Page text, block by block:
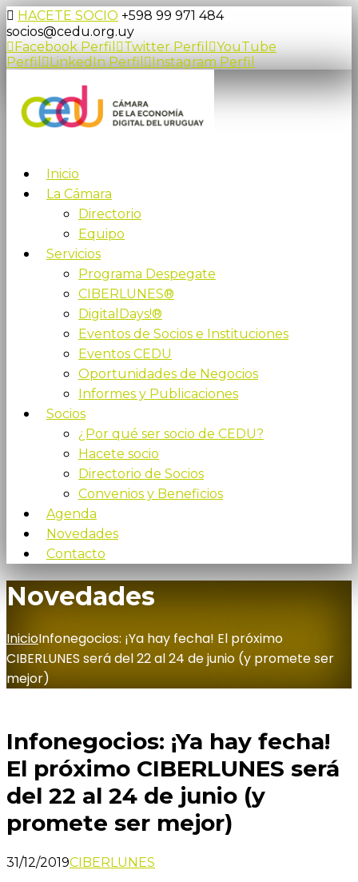
HACETE SOCIO +598 99 971 484
socios@cedu.org.uy
Facebook Perfil
Twitter Perfil
YouTube
Perfil LinkedIn Perfil Instagram Perfil
Inicio
La Cámara
Directorio
Equipo
Servicios
Programa Despegate
CIBERLUNES®
DigitalDays!®
Eventos de Socios e Instituciones
Eventos CEDU
Oportunidades de Negocios
Informes y Publicaciones
Socios
¿Por qué ser socio de CEDU?
Hacete socio
Directorio de Socios
Convenios y Beneficios
Agenda
Novedades
Contacto
Novedades
InicioInfonegocios: ¡Ya hay fecha! El próximo
CIBERLUNES será del 22 al 24 de junio (y promete ser
mejor)
Infonegocios: ¡Ya hay fecha!
El próximo CIBERLUNES será
del 22 al 24 de junio (y
promete ser mejor)
31/12/2019CIBERLUNES